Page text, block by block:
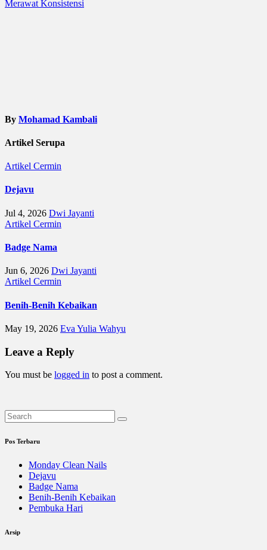
navigation
Merawat Konsistensi
By Mohamad Kambali
Artikel Serupa
Artikel Cermin
Dejavu
Jul 4, 2026 Dwi Jayanti
Artikel Cermin
Badge Nama
Jun 6, 2026 Dwi Jayanti
Artikel Cermin
Benih-Benih Kebaikan
May 19, 2026 Eva Yulia Wahyu
Leave a Reply
You must be logged in to post a comment.
Pos Terbaru
Monday Clean Nails
Dejavu
Badge Nama
Benih-Benih Kebaikan
Pembuka Hari
Arsip